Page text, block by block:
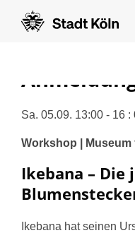
Sa. 05.09. 13:00 - 16 :
Workshop |
Ikebana – Die
Ikebana hat seinen